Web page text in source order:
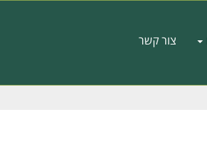
צור קשר